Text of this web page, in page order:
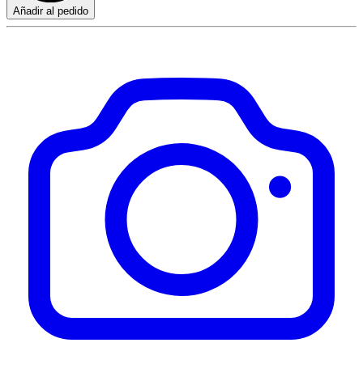
Añadir al pedido